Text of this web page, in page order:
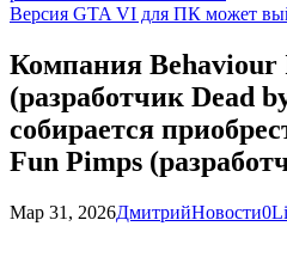
Версия GTA VI для ПК может
Компания Behaviour
(разработчик Dead
собирается
Fun Pimps
Мар 31, 2026ДмитрийНовости0